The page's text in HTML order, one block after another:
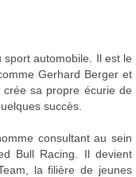
automobile. Il est le
Gerhard Berger et
sa propre écurie de
succès.
consultant au sein
Bull Racing. Il devient
la filière de jeunes